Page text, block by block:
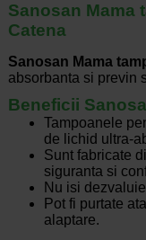
Sanosan Mama
Catena
Sanosan Mama
absorbanta si previn
Beneficii
Tampoanele
de lichid ultra-
Sunt fabricate
siguranta si
Nu isi
Pot fi purtate
alaptare.